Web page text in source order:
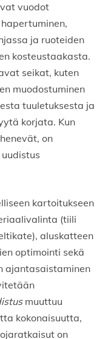
vuodot
ja ruoteiden
kosteustaakasta.
seikat, kuten
muodostuminen
tuuletuksesta ja
korjata. Kun
on
kartoitukseen
(tiili
aluskatteen
optimointi sekä
ajantasaistaminen
muuttuu
kokonaisuutta,
on